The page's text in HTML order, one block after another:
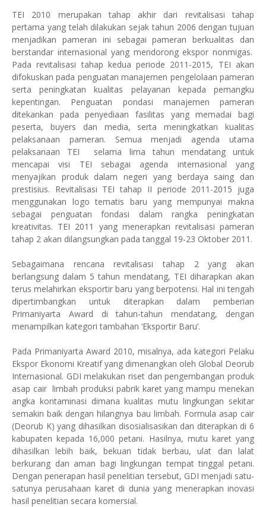
TEI 2010 merupakan tahap akhir dari revitalisasi tahap
pertama yang telah dilakukan sejak tahun 2006 dengan tujuan
menjadikan pameran ini sebagaipameranberkualitas dan
berstandar internasional yang mendorong ekspor nonmigas.
Padarevitalisasi tahap kedua periode 2011 -201 5, TEI akan
difokuskan pada penguatan manajemen pengelolaan pameran
serta peningkatan kualitas pelayanan kepada pemangku
kepentingan. Penguatan pondasi manajemen pameran
ditekankan pada penyediaan fasilitas yang memadai bagi
peserta, buyers dan media, serta meningkatkan kualitas
pelaksanaan pameran. Semua menjadi agenda utama
pelaksanaan TEI selama lima tahun mendatang untuk
mencapai visi TEI sebagai agenda internasional yang
menyajikan produk dalam negeri yang berdaya saing dan
prestisius. Revitalisasi TEI tahap II periode 2011-2015 juga
menggunakan logo tematis baru yang mempunyai makna
sebagai penguatan fondasi dalam rangka peningkatan
kreativitas. TEI 2011 yang menerapkan revitalisasi pameran
tahap 2 akan dilangsungkan pada tanggal 19-23 Oktober 2011.
Sebagaimana rencana revitalisasi tahap 2 yang akan
berlangsung dalam 5 tahun mendatang, TEI diharapkan akan
terus melahirkan eksportir baru yang berpotensi. Hal ini tengah
dipertimbangkan untuk diterapkan dalam pemberian
Primaniyarta Award di tahun-tahun mendatang, dengan
menampilkan kategori tambahan ‘Eksportir Baru’.
Pada Primaniyarta Award 2010, misalnya, ada kategori Pelaku
Ekspor Ekonomi Kreatif yang dimenangkan oleh Global Deorub
Internasional. GDI melakukan riset dan pengembangan produk
asap cair limbah produksi pabrik karet yang mampu menekan
angka kontaminasi dimana kualitas mutu lingkungan sekitar
semakin baik dengan hilangnya bau limbah. Formula asap cair
(Deorub K) yang dihasilkan disosialisasikan dan diterapkan di 6
kabupaten kepada 16,000 petani. Hasilnya, mutu karet yang
dihasilkan lebih baik, bekuan tidak berbau, ulat dan lalat
berkurang dan aman bagi lingkungan tempat tinggal petani.
Dengan penerapan hasil penelitian tersebut, GDI menjadi satu-
satunya perusahaan karet di dunia yang menerapkan inovasi
hasil penelitian secara komersial.